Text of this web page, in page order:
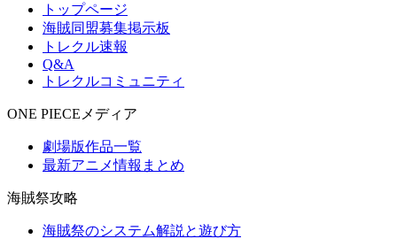
トップページ
海賊同盟募集掲示板
トレクル速報
Q&A
トレクルコミュニティ
ONE PIECEメディア
劇場版作品一覧
最新アニメ情報まとめ
海賊祭攻略
海賊祭のシステム解説と遊び方